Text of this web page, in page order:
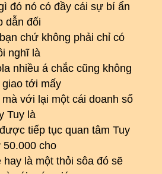
đó nó có đầy cái sự bí ẩn
dẫn đối
chứ không phải chỉ có
nghĩ là
nhiều á chắc cũng không
tới mấy
với lại một cái doanh số
Tuy là
tiếp tục quan tâm Tuy
cho
là một thỏi sôa đó sẽ